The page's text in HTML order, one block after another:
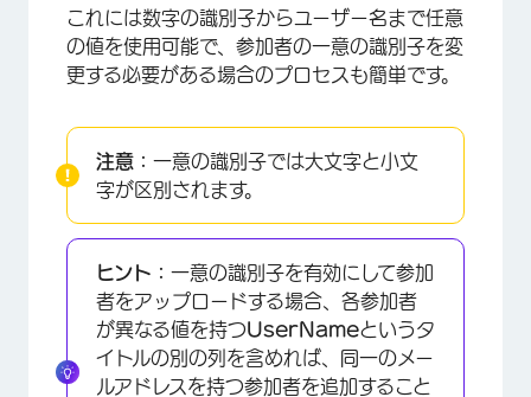
これには数字の識別子からユーザー名まで任意
の値を使用可能で、参加者の一意の識別子を変
更する必要がある場合のプロセスも簡単です。
注意： 一意の識別子では大文字と小文
字が区別されます。
ヒント： 一意の識別子を有効にして参加
者をアップロードする場合、各参加者
が異なる値を持つUserNameというタ
イトルの別の列を含めれば、同一のメー
ルアドレスを持つ参加者を追加すること